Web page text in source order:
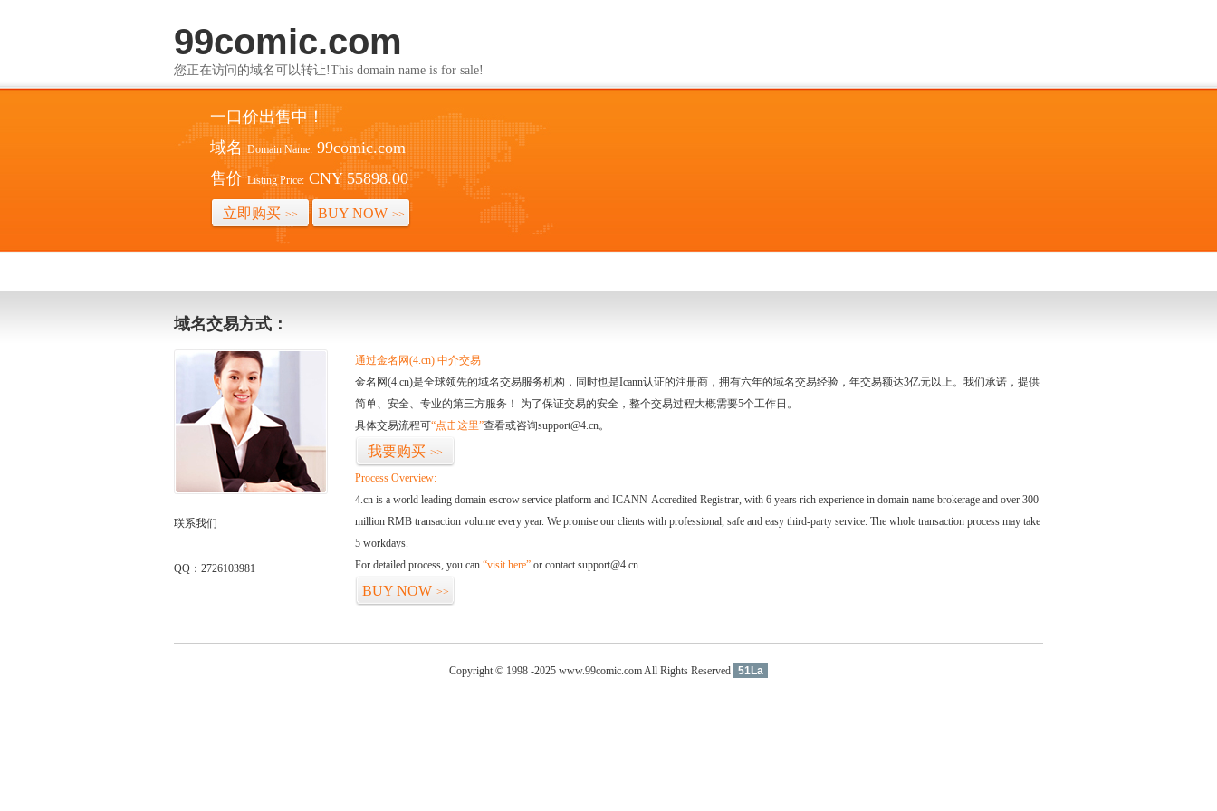
99comic.com
您正在访问的域名可以转让!This domain name is for sale!
一口价出售中！
域名 Domain Name: 99comic.com
售价 Listing Price: CNY 55898.00
立即购买 >> BUY NOW >>
域名交易方式：
联系我们
QQ：2726103981
通过金名网(4.cn) 中介交易
金名网(4.cn)是全球领先的域名交易服务机构，同时也是Icann认证的注册商，拥有六年的域名交易经验，年交易额达3亿元以上。我们承诺，提供
简单、安全、专业的第三方服务！ 为了保证交易的安全，整个交易过程大概需要5个工作日。
具体交易流程可“点击这里”查看或咨询support@4.cn。
我要购买 >>
Process Overview:
4.cn is a world leading domain escrow service platform and ICANN-Accredited Registrar, with 6 years rich experience in domain name brokerage and over 300
million RMB transaction volume every year. We promise our clients with professional, safe and easy third-party service. The whole transaction process may take
5 workdays.
For detailed process, you can “visit here” or contact support@4.cn.
BUY NOW >>
Copyright © 1998 -2025 www.99comic.com All Rights Reserved 51La